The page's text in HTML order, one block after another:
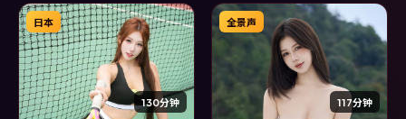
织收束，悬念与情感并重，适合
喜欢强情节的观众。
题，兼具娱乐性与思考空间。
130分钟
日本
117分钟
全景声